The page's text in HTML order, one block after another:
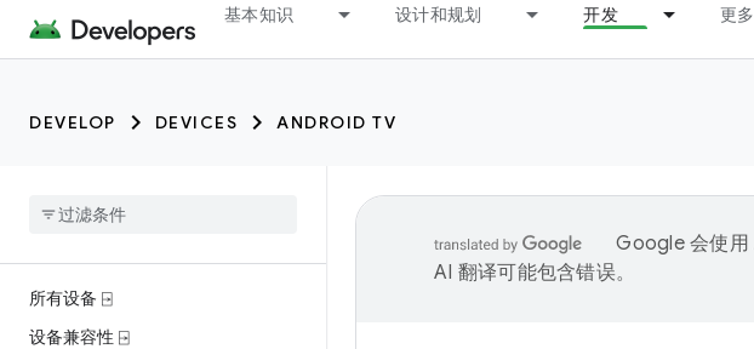
基本知识 设计和规划 开发 更多
DEVELOP DEVICES ANDROID TV
所有设备 ⍈
设备兼容性 ⍈
Google 会使用
AI 翻译可能包含错误。